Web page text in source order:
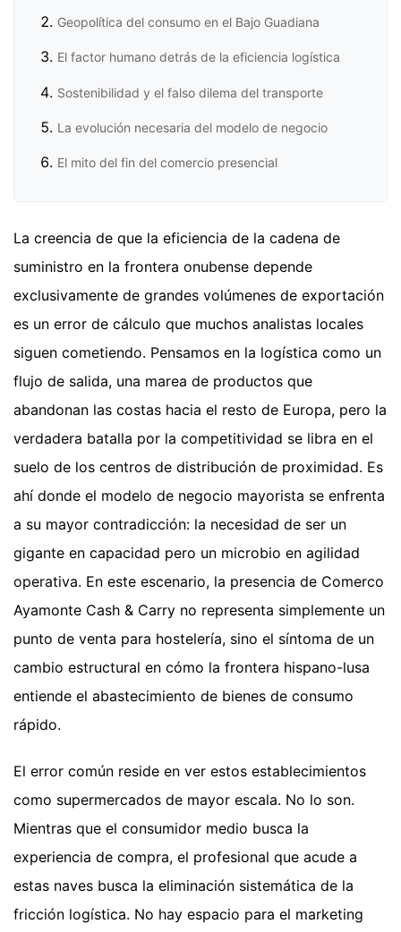
Geopolítica del consumo en el Bajo Guadiana
El factor humano detrás de la eficiencia logística
Sostenibilidad y el falso dilema del transporte
La evolución necesaria del modelo de negocio
El mito del fin del comercio presencial
La creencia de que la eficiencia de la cadena de
suministro en la frontera onubense depende
exclusivamente de grandes volúmenes de exportación
es un error de cálculo que muchos analistas locales
siguen cometiendo. Pensamos en la logística como un
flujo de salida, una marea de productos que
abandonan las costas hacia el resto de Europa, pero la
verdadera batalla por la competitividad se libra en el
suelo de los centros de distribución de proximidad. Es
ahí donde el modelo de negocio mayorista se enfrenta
a su mayor contradicción: la necesidad de ser un
gigante en capacidad pero un microbio en agilidad
operativa. En este escenario, la presencia de Comerco
Ayamonte Cash & Carry no representa simplemente un
punto de venta para hostelería, sino el síntoma de un
cambio estructural en cómo la frontera hispano-lusa
entiende el abastecimiento de bienes de consumo
rápido.
El error común reside en ver estos establecimientos
como supermercados de mayor escala. No lo son.
Mientras que el consumidor medio busca la
experiencia de compra, el profesional que acude a
estas naves busca la eliminación sistemática de la
fricción logística. No hay espacio para el marketing